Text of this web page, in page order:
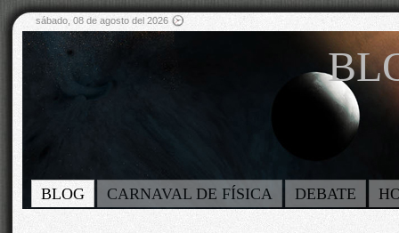
sábado, 08 de agosto del 2026
BLOG CARNAVAL DE FÍSICA DEBATE